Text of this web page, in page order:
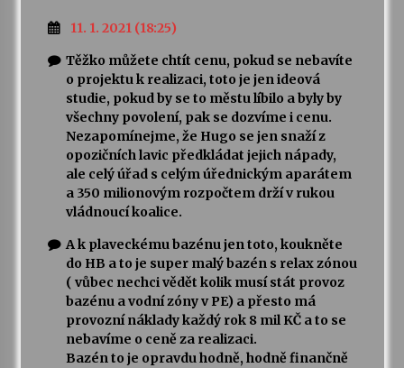
11. 1. 2021 (18:25)
Těžko můžete chtít cenu, pokud se nebavíte
o projektu k realizaci, toto je jen ideová
studie, pokud by se to městu líbilo a byly by
všechny povolení, pak se dozvíme i cenu.
Nezapomínejme, že Hugo se jen snaží z
opozičních lavic předkládat jejich nápady,
ale celý úřad s celým úřednickým aparátem
a 350 milionovým rozpočtem drží v rukou
vládnoucí koalice.
A k plaveckému bazénu jen toto, koukněte
do HB a to je super malý bazén s relax zónou
( vůbec nechci vědět kolik musí stát provoz
bazénu a vodní zóny v PE) a přesto má
provozní náklady každý rok 8 mil KČ a to se
nebavíme o ceně za realizaci.
Bazén to je opravdu hodně, hodně finančně